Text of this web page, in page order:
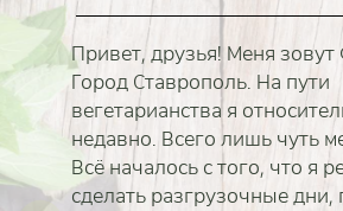
Привет, друзья! Меня
Город Ставрополь. На пути
вегетарианства я
недавно. Всего лишь чуть
Всё началось с того, что я
сделать разгрузочные дни,